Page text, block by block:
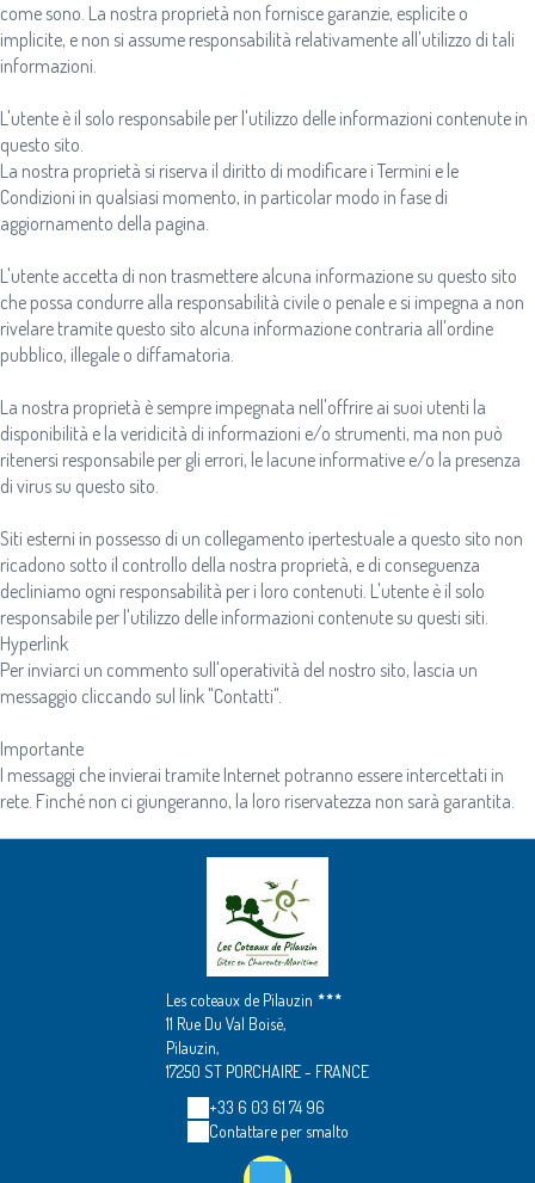
come sono. La nostra proprietà non fornisce garanzie, esplicite o
implicite, e non si assume responsabilità relativamente all'utilizzo di tali
informazioni.
L'utente è il solo responsabile per l'utilizzo delle informazioni contenute in
questo sito.
La nostra proprietà si riserva il diritto di modificare i Termini e le
Condizioni in qualsiasi momento, in particolar modo in fase di
aggiornamento della pagina.
L'utente accetta di non trasmettere alcuna informazione su questo sito
che possa condurre alla responsabilità civile o penale e si impegna a non
rivelare tramite questo sito alcuna informazione contraria all'ordine
pubblico, illegale o diffamatoria.
La nostra proprietà è sempre impegnata nell'offrire ai suoi utenti la
disponibilità e la veridicità di informazioni e/o strumenti, ma non può
ritenersi responsabile per gli errori, le lacune informative e/o la presenza
di virus su questo sito.
Siti esterni in possesso di un collegamento ipertestuale a questo sito non
ricadono sotto il controllo della nostra proprietà, e di conseguenza
decliniamo ogni responsabilità per i loro contenuti. L'utente è il solo
responsabile per l'utilizzo delle informazioni contenute su questi siti.
Hyperlink
Per inviarci un commento sull'operatività del nostro sito, lascia un
messaggio cliccando sul link "Contatti".
Importante
I messaggi che invierai tramite Internet potranno essere intercettati in
rete. Finché non ci giungeranno, la loro riservatezza non sarà garantita.
Les coteaux de Pilauzin
11 Rue Du Val Boisé,
Pilauzin,
17250 ST PORCHAIRE - FRANCE
+33 6 03 61 74 96
Contattare per smalto